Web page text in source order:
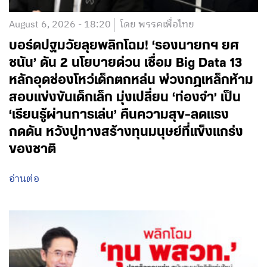
August 6, 2026 - 18:20 โดย พรรคเพื่อไทย
บอร์ดปฐมวัยลุยพลิกโฉม! ‘รองนายกฯ ยศ
ชนัน’ ดัน 2 นโยบายด่วน เชื่อม Big Data 13
หลักอุดช่องโหว่เด็กตกหล่น พ่วงกฎเหล็กห้าม
สอบแข่งขันเด็กเล็ก มุ่งเปลี่ยน ‘ท่องจำ’ เป็น
‘เรียนรู้ผ่านการเล่น’ คืนความสุข-ลดแรง
กดดัน หวังปูทางสร้างทุนมนุษย์ที่แข็งแกร่ง
ของชาติ
อ่านต่อ